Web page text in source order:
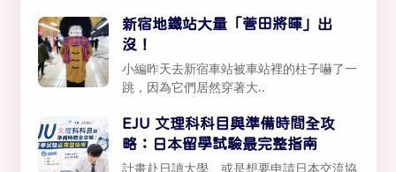
新宿地鐵站大量「菅田將暉」出
沒！
小編昨天去新宿車站被車站裡的柱子嚇了一
跳，因為它們居然穿著大..
EJU 文理科科目與準備時間全攻
略：日本留學試驗最完整指南
計畫赴日讀大學、或是想要申請日本交流協